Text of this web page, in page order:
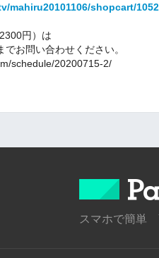
mahiru20101106/shopcart/
円）は
お問い合わせください。
schedule/20200715-2/
スマホで簡単